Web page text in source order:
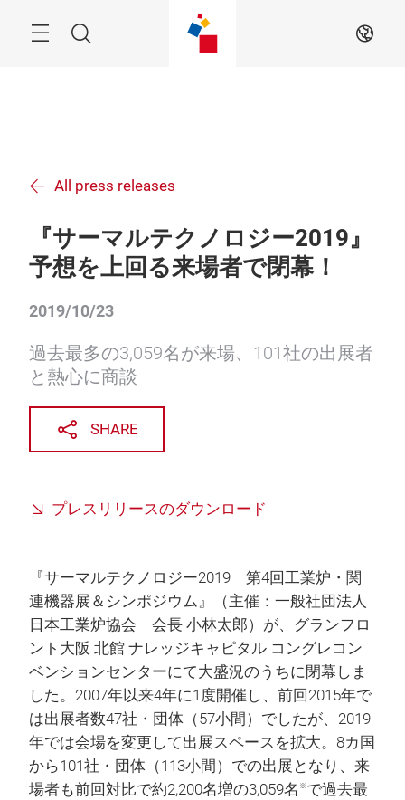
Search JA
All press releases
『サーマルテクノロジー2019』
予想を上回る来場者で閉幕！
2019/10/23
過去最多の3,059名が来場、101社の出展者
と熱心に商談
SHARE
プレスリリースのダウンロード
『サーマルテクノロジー2019 第4回工業炉・関
連機器展＆シンポジウム』（主催：一般社団法人
日本工業炉協会 会長 小林太郎）が、グランフロ
ント大阪 北館 ナレッジキャピタル コングレコン
ベンションセンターにて大盛況のうちに閉幕しま
した。2007年以来4年に1度開催し、前回2015年で
は出展者数47社・団体（57小間）でしたが、2019
年では会場を変更して出展スペースを拡大。8カ国
から101社・団体（113小間）での出展となり、来
場者も前回対比で約2,200名増の3,059名 ※ で過去最